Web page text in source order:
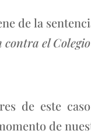
de la
contra el
de este
de